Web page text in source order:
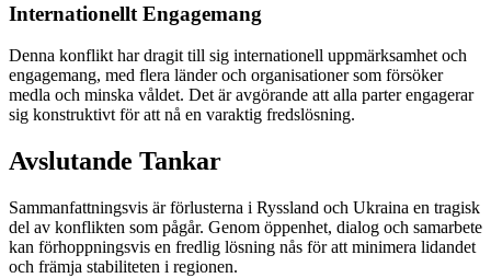
Internationellt Engagemang
Denna konflikt har dragit till sig internationell uppmärksamhet och
engagemang, med flera länder och organisationer som försöker
medla och minska våldet. Det är avgörande att alla parter engagerar
sig konstruktivt för att nå en varaktig fredslösning.
Avslutande Tankar
Sammanfattningsvis är förlusterna i Ryssland och Ukraina en tragisk
del av konflikten som pågår. Genom öppenhet, dialog och samarbete
kan förhoppningsvis en fredlig lösning nås för att minimera lidandet
och främja stabiliteten i regionen.